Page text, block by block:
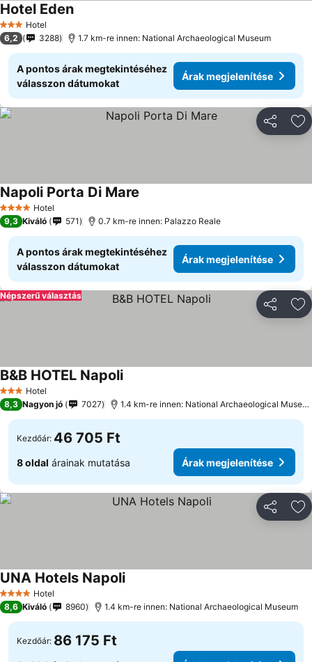
3 Kategória
Hotel
Hotel EdenÁrak megjelenítése
6,2 3288 1.7 km-re innen: National Archaeological Museum
A pontos árak megtekintéséhez
válasszon dátumokat
Árak megjelenítése
4 KategóriaHotel
Napoli Porta Di Mare
9,3 Kiváló 571 0.7 km-re innen: Palazzo Reale
A pontos árak megtekintéséhez
válasszon dátumokat
Árak megjelenítése
Népszerű választás
3 Kategória
Hotel
B&B HOTEL NapoliÁrak megjelenítése
8,3 Nagyon jó 7027 1.4 km-re innen: National Archaeological
Kezdőár: 46 705 Ft
8 oldal árainak mutatása Árak megjelenítése
4 KategóriaHotel
UNA Hotels NapoliÁrak megjelenítése
8,6 Kiváló 8960 1.4 km-re innen: National Archaeological Museum
Kezdőár: 86 175 Ft